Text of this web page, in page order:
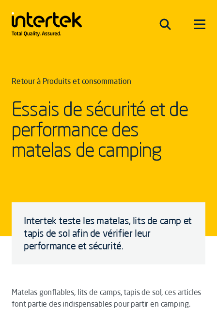
Retour à Produits et consommation
Essais de sécurité et de
performance des
matelas de camping
Intertek teste les matelas, lits de camp et
tapis de sol afin de vérifier leur
performance et sécurité.
Matelas gonflables, lits de camps, tapis de sol, ces articles
font partie des indispensables pour partir en camping.